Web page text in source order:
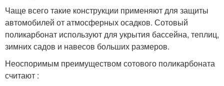
Чаще всего такие конструкции применяют для защиты
автомобилей от атмосферных осадков. Сотовый
поликарбонат используют для укрытия бассейна, теплиц,
зимних садов и навесов больших размеров.
Неоспоримым преимуществом сотового поликарбоната
считают :